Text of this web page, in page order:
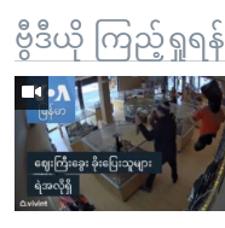
ဗွီဒီယို ကြည့်ရှုရန်